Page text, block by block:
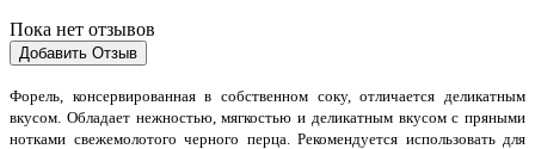
Пока нет отзывов
Добавить Отзыв
Форель, консервированная в собственном соку, отличается деликатным
вкусом. Обладает нежностью, мягкостью и деликатным вкусом с пряными
нотками свежемолотого черного перца. Рекомендуется использовать для